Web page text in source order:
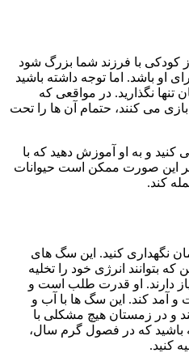
کودکی با فرزند شما بزرگ شود
او باشد. اما توجه داشته باشید
تنها نگذارید. در مواقعی که
می کنند، حتمام آن ها را تحت
کنید و به او آموزش دهید که با
این صورت ممکن است حیوانات
کند.
نگهداری کنید. این سگ های
بتوانند انرژی خود را تخلیه
دارند. او قدرت طلب است و
و آمد کند. این سگ ها با آب و
و در زمستان هیچ مشکلی با
باشید که در فصول گرم سال،
کنید.